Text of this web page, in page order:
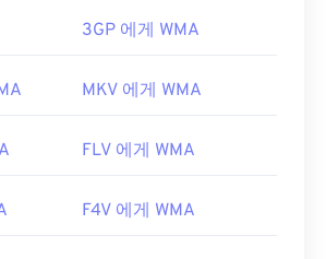
3GP 에게 WMA
MKV 에게 WMA
FLV 에게 WMA
F4V 에게 WMA